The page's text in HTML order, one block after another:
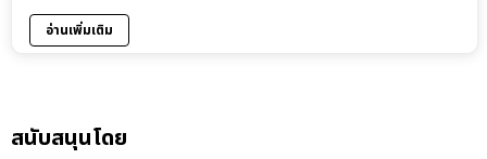
อ่านเพิ่มเติม
สนับสนุนโดย